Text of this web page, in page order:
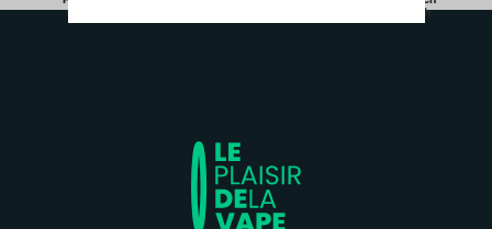
sécurisé
24h à 48h